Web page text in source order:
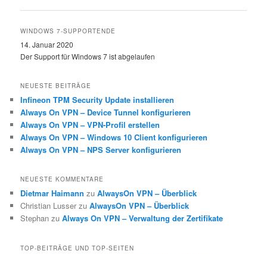
WINDOWS 7-SUPPORTENDE
14. Januar 2020
Der Support für Windows 7 ist abgelaufen
NEUESTE BEITRÄGE
Infineon TPM Security Update installieren
Always On VPN – Device Tunnel konfigurieren
Always On VPN – VPN-Profil erstellen
Always On VPN – Windows 10 Client konfigurieren
Always On VPN – NPS Server konfigurieren
NEUESTE KOMMENTARE
Dietmar Haimann zuAlwaysOn VPN – Überblick
Christian Lusser zuAlwaysOn VPN – Überblick
Stephan zuAlways On VPN – Verwaltung der Zertifikate
TOP-BEITRÄGE UND TOP-SEITEN